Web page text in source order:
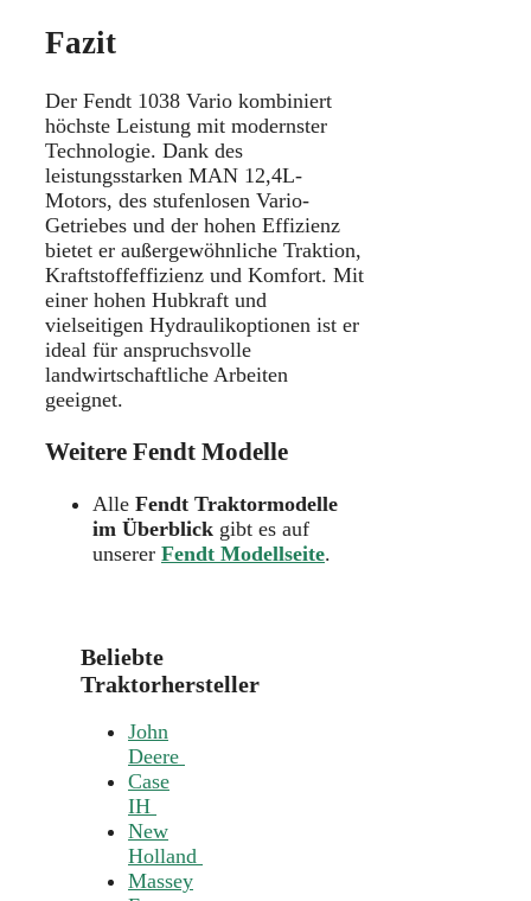
Fazit
Der Fendt 1038 Vario kombiniert
höchste Leistung mit modernster
Technologie. Dank des
leistungsstarken MAN 12,4L-
Motors, des stufenlosen Vario-
Getriebes und der hohen Effizienz
bietet er außergewöhnliche Traktion,
Kraftstoffeffizienz und Komfort. Mit
einer hohen Hubkraft und
vielseitigen Hydraulikoptionen ist er
ideal für anspruchsvolle
landwirtschaftliche Arbeiten
geeignet.
Weitere Fendt Modelle
Alle Fendt Traktormodelle
im Überblick gibt es auf
unserer Fendt Modellseite.
Beliebte
Traktorhersteller
John
Deere
Case
IH
New
Holland
Massey